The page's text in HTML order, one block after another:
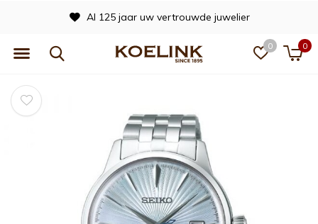
0 0
Al 125 jaar uw vertrouwde juwelier